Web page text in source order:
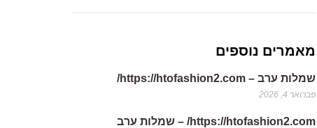
מאמרים נוספים
שמלות ערב – https://htofashion2.com/
פברואר 4, 2026
https://htofashion2.com/ – שמלות ערב